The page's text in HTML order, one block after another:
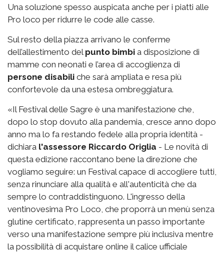
Una soluzione spesso auspicata anche per i piatti alle
Pro loco per ridurre le code alle casse.
Sul resto della piazza arrivano le conferme
dell’allestimento del punto bimbi a disposizione di
mamme con neonati e l’area di accoglienza di
persone disabili che sarà ampliata e resa più
confortevole da una estesa ombreggiatura.
«Il Festival delle Sagre è una manifestazione che,
dopo lo stop dovuto alla pandemia, cresce anno dopo
anno ma lo fa restando fedele alla propria identità -
dichiara l'assessore Riccardo Origlia - Le novità di
questa edizione raccontano bene la direzione che
vogliamo seguire: un Festival capace di accogliere tutti,
senza rinunciare alla qualità e all'autenticità che da
sempre lo contraddistinguono. L'ingresso della
ventinovesima Pro Loco, che proporrà un menù senza
glutine certificato, rappresenta un passo importante
verso una manifestazione sempre più inclusiva mentre
la possibilità di acquistare online il calice ufficiale